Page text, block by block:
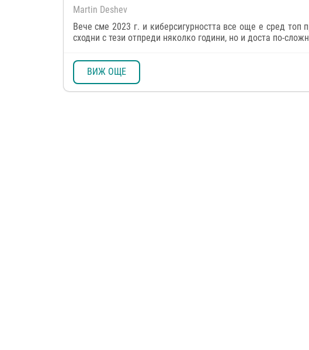
Martin Deshev
Вече сме 2023 г. и киберсигурността все още е сред топ
сходни с тези отпреди няколко години, но и доста по-
ВИЖ ОЩЕ